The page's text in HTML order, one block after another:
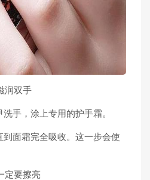
双手
，涂上专用的护手霜。
面霜完全吸收。这一步会使
要擦亮